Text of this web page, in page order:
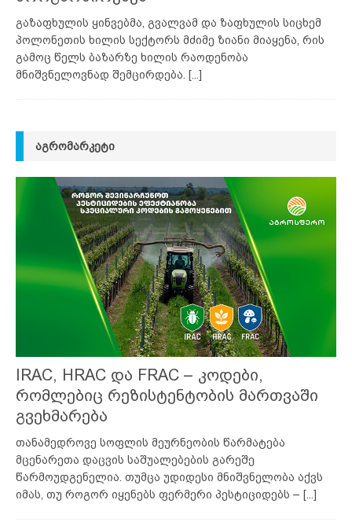
გაზაფხულის ყინვებმა, გვალვამ და ზაფხულის სიცხემ
პოლონეთის ხილის სექტორს მძიმე ზიანი მიაყენა, რის
გამოც წელს ბაზარზე ხილის რაოდენობა
მნიშვნელოვნად შემცირდება.
[...]
ᲐᲒᲠᲝᲛᲐᲠᲙᲔᲢᲘ
IRAC, HRAC და FRAC – კოდები,
რომლებიც რეზისტენტობის მართვაში
გვეხმარება
თანამედროვე სოფლის მეურნეობის წარმატება
მცენარეთა დაცვის საშუალებების გარეშე
წარმოუდგენელია. თუმცა უდიდესი მნიშვნელობა აქვს
იმას, თუ როგორ იყენებს ფერმერი პესტიციდებს – [...]